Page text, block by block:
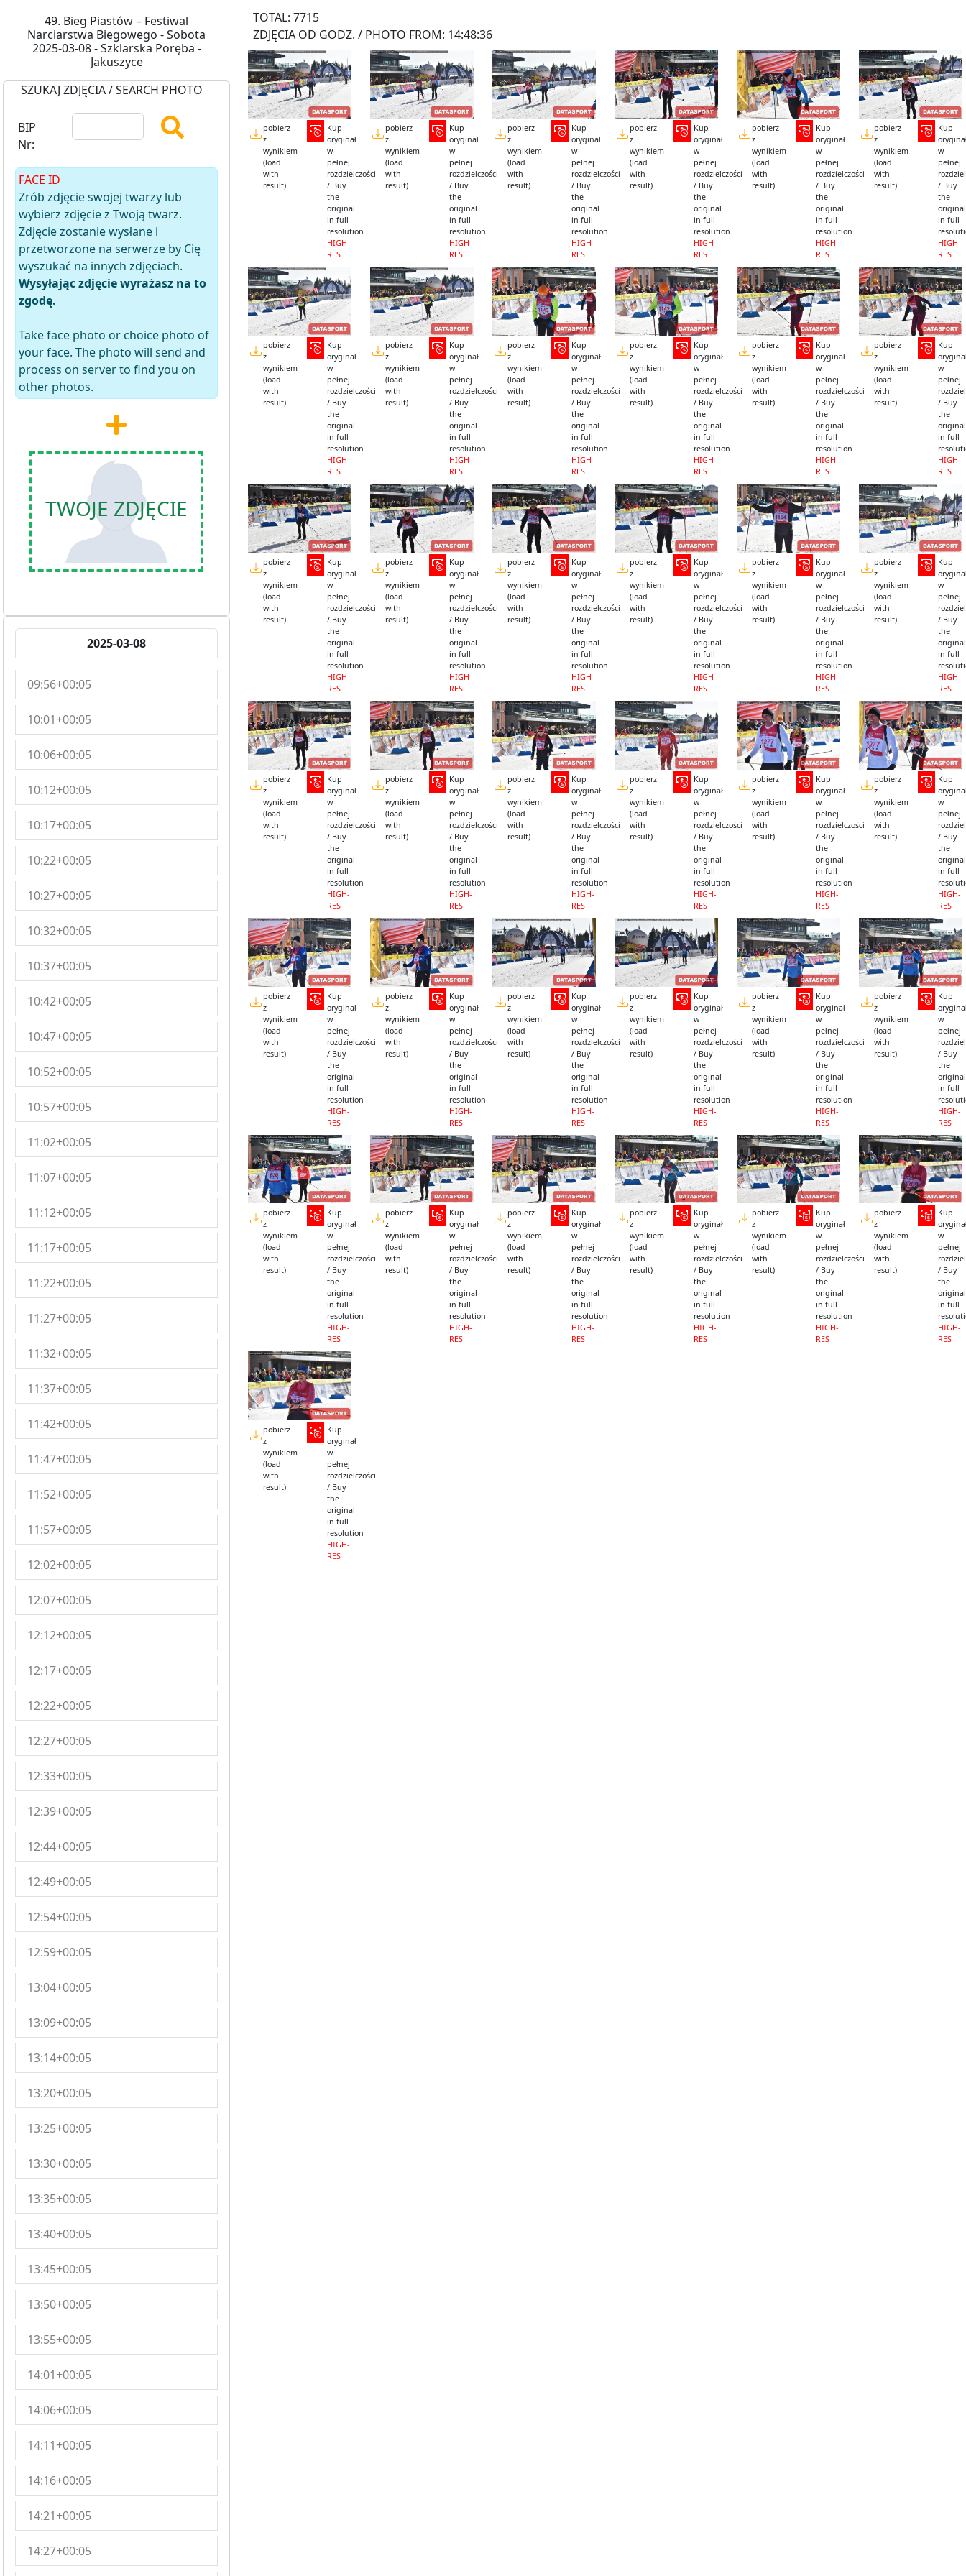
49. Bieg Piastów – Festiwal
Narciarstwa Biegowego - Sobota
2025-03-08 - Szklarska Poręba -
Jakuszyce
SZUKAJ ZDJĘCIA / SEARCH PHOTO
BIP
Nr:
FACE ID
Zrób zdjęcie swojej twarzy lub
wybierz zdjęcie z Twoją twarz.
Zdjęcie zostanie wysłane i
przetworzone na serwerze by Cię
wyszukać na innych zdjęciach.
Wysyłając zdjęcie wyrażasz na to
zgodę.
Take face photo or choice photo of
your face. The photo will send and
process on server to find you on
other photos.
TWOJE ZDJĘCIE
2025-03-08
09:56+00:05
10:01+00:05
10:06+00:05
10:12+00:05
10:17+00:05
10:22+00:05
10:27+00:05
10:32+00:05
10:37+00:05
10:42+00:05
10:47+00:05
10:52+00:05
10:57+00:05
11:02+00:05
11:07+00:05
11:12+00:05
11:17+00:05
11:22+00:05
11:27+00:05
11:32+00:05
11:37+00:05
11:42+00:05
11:47+00:05
11:52+00:05
11:57+00:05
12:02+00:05
12:07+00:05
12:12+00:05
12:17+00:05
12:22+00:05
12:27+00:05
12:33+00:05
12:39+00:05
12:44+00:05
12:49+00:05
12:54+00:05
12:59+00:05
13:04+00:05
13:09+00:05
13:14+00:05
13:20+00:05
13:25+00:05
13:30+00:05
13:35+00:05
13:40+00:05
13:45+00:05
13:50+00:05
13:55+00:05
14:01+00:05
14:06+00:05
14:11+00:05
14:16+00:05
14:21+00:05
14:27+00:05
TOTAL: 7715
ZDJĘCIA OD GODZ. / PHOTO FROM: 14:48:36
pobierz
z
wynikiem
(load
with
result)
Kup
oryginał
w
pełnej
rozdzielczości
/ Buy
the
original
in full
resolution
HIGH-
RES
pobierz
z
wynikiem
(load
with
result)
Kup
oryginał
w
pełnej
rozdzielczości
/ Buy
the
original
in full
resolution
HIGH-
RES
pobierz
z
wynikiem
(load
with
result)
Kup
oryginał
w
pełnej
rozdzielczości
/ Buy
the
original
in full
resolution
HIGH-
RES
pobierz
z
wynikiem
(load
with
result)
Kup
oryginał
w
pełnej
rozdzielczości
/ Buy
the
original
in full
resolution
HIGH-
RES
pobierz
z
wynikiem
(load
with
result)
Kup
oryginał
w
pełnej
rozdzielczości
/ Buy
the
original
in full
resolution
HIGH-
RES
pobierz
z
wynikiem
(load
with
result)
Kup
w
pełnej
/ Buy
the
original
in full
HIGH-
RES
pobierz
z
wynikiem
(load
with
result)
Kup
oryginał
w
pełnej
rozdzielczości
/ Buy
the
original
in full
resolution
HIGH-
RES
pobierz
z
wynikiem
(load
with
result)
Kup
oryginał
w
pełnej
rozdzielczości
/ Buy
the
original
in full
resolution
HIGH-
RES
pobierz
z
wynikiem
(load
with
result)
Kup
oryginał
w
pełnej
rozdzielczości
/ Buy
the
original
in full
resolution
HIGH-
RES
pobierz
z
wynikiem
(load
with
result)
Kup
oryginał
w
pełnej
rozdzielczości
/ Buy
the
original
in full
resolution
HIGH-
RES
pobierz
z
wynikiem
(load
with
result)
Kup
oryginał
w
pełnej
rozdzielczości
/ Buy
the
original
in full
resolution
HIGH-
RES
pobierz
z
wynikiem
(load
with
result)
Kup
w
pełnej
/ Buy
the
original
in full
HIGH-
RES
pobierz
z
wynikiem
(load
with
result)
Kup
oryginał
w
pełnej
rozdzielczości
/ Buy
the
original
in full
resolution
HIGH-
RES
pobierz
z
wynikiem
(load
with
result)
Kup
oryginał
w
pełnej
rozdzielczości
/ Buy
the
original
in full
resolution
HIGH-
RES
pobierz
z
wynikiem
(load
with
result)
Kup
oryginał
w
pełnej
rozdzielczości
/ Buy
the
original
in full
resolution
HIGH-
RES
pobierz
z
wynikiem
(load
with
result)
Kup
oryginał
w
pełnej
rozdzielczości
/ Buy
the
original
in full
resolution
HIGH-
RES
pobierz
z
wynikiem
(load
with
result)
Kup
oryginał
w
pełnej
rozdzielczości
/ Buy
the
original
in full
resolution
HIGH-
RES
pobierz
z
wynikiem
(load
with
result)
Kup
w
pełnej
/ Buy
the
original
in full
HIGH-
RES
pobierz
z
wynikiem
(load
with
result)
Kup
oryginał
w
pełnej
rozdzielczości
/ Buy
the
original
in full
resolution
HIGH-
RES
pobierz
z
wynikiem
(load
with
result)
Kup
oryginał
w
pełnej
rozdzielczości
/ Buy
the
original
in full
resolution
HIGH-
RES
pobierz
z
wynikiem
(load
with
result)
Kup
oryginał
w
pełnej
rozdzielczości
/ Buy
the
original
in full
resolution
HIGH-
RES
pobierz
z
wynikiem
(load
with
result)
Kup
oryginał
w
pełnej
rozdzielczości
/ Buy
the
original
in full
resolution
HIGH-
RES
pobierz
z
wynikiem
(load
with
result)
Kup
oryginał
w
pełnej
rozdzielczości
/ Buy
the
original
in full
resolution
HIGH-
RES
pobierz
z
wynikiem
(load
with
result)
Kup
w
pełnej
/ Buy
the
original
in full
HIGH-
RES
pobierz
z
wynikiem
(load
with
result)
Kup
oryginał
w
pełnej
rozdzielczości
/ Buy
the
original
in full
resolution
HIGH-
RES
pobierz
z
wynikiem
(load
with
result)
Kup
oryginał
w
pełnej
rozdzielczości
/ Buy
the
original
in full
resolution
HIGH-
RES
pobierz
z
wynikiem
(load
with
result)
Kup
oryginał
w
pełnej
rozdzielczości
/ Buy
the
original
in full
resolution
HIGH-
RES
pobierz
z
wynikiem
(load
with
result)
Kup
oryginał
w
pełnej
rozdzielczości
/ Buy
the
original
in full
resolution
HIGH-
RES
pobierz
z
wynikiem
(load
with
result)
Kup
oryginał
w
pełnej
rozdzielczości
/ Buy
the
original
in full
resolution
HIGH-
RES
pobierz
z
wynikiem
(load
with
result)
Kup
w
pełnej
/ Buy
the
original
in full
HIGH-
RES
pobierz
z
wynikiem
(load
with
result)
Kup
oryginał
w
pełnej
rozdzielczości
/ Buy
the
original
in full
resolution
HIGH-
RES
pobierz
z
wynikiem
(load
with
result)
Kup
oryginał
w
pełnej
rozdzielczości
/ Buy
the
original
in full
resolution
HIGH-
RES
pobierz
z
wynikiem
(load
with
result)
Kup
oryginał
w
pełnej
rozdzielczości
/ Buy
the
original
in full
resolution
HIGH-
RES
pobierz
z
wynikiem
(load
with
result)
Kup
oryginał
w
pełnej
rozdzielczości
/ Buy
the
original
in full
resolution
HIGH-
RES
pobierz
z
wynikiem
(load
with
result)
Kup
oryginał
w
pełnej
rozdzielczości
/ Buy
the
original
in full
resolution
HIGH-
RES
pobierz
z
wynikiem
(load
with
result)
Kup
w
pełnej
/ Buy
the
original
in full
HIGH-
RES
pobierz
z
wynikiem
(load
with
result)
Kup
oryginał
w
pełnej
rozdzielczości
/ Buy
the
original
in full
resolution
HIGH-
RES